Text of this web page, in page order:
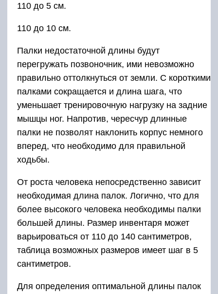
110 до 5 см.
110 до 10 см.
Палки недостаточной длины будут
перегружать позвоночник, ими невозможно
правильно оттолкнуться от земли. С короткими
палками сокращается и длина шага, что
уменьшает тренировочную нагрузку на задние
мышцы ног. Напротив, чересчур длинные
палки не позволят наклонить корпус немного
вперед, что необходимо для правильной
ходьбы.
От роста человека непосредственно зависит
необходимая длина палок. Логично, что для
более высокого человека необходимы палки
большей длины. Размер инвентаря может
варьироваться от 110 до 140 сантиметров,
таблица возможных размеров имеет шаг в 5
сантиметров.
Для определения оптимальной длины палок